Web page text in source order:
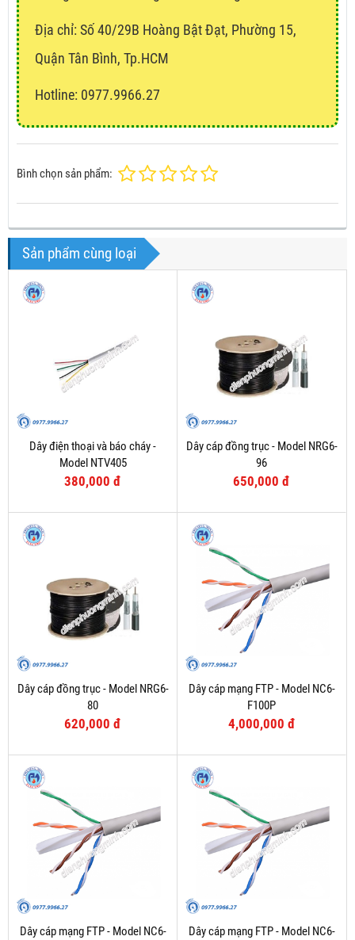
Địa chỉ: Số 40/29B Hoàng Bật Đạt, Phường 15,
Quận Tân Bình, Tp.HCM
Hotline: 0977.9966.27
Bình chọn sản phẩm:
Sản phẩm cùng loại
Dây điện thoại và báo cháy -
Model NTV405
380,000 đ
Dây cáp đồng trục - Model NRG6-
96
650,000 đ
Dây cáp đồng trục - Model NRG6-
80
620,000 đ
Dây cáp mạng FTP - Model NC6-
F100P
4,000,000 đ
Dây cáp mạng FTP - Model NC6-
Dây cáp mạng FTP - Model NC6-